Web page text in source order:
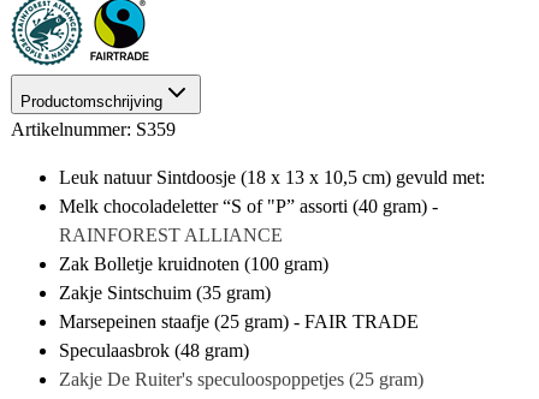
Productomschrijving
Artikelnummer: S359
Leuk natuur Sintdoosje (18 x 13 x 10,5 cm) gevuld met:
Melk chocoladeletter “S of "P” assorti (40 gram) -
RAINFOREST ALLIANCE
Zak Bolletje kruidnoten (100 gram)
Zakje Sintschuim (35 gram)
Marsepeinen staafje (25 gram) - FAIR TRADE
Speculaasbrok (48 gram)
Zakje De Ruiter's speculoospoppetjes (25 gram)